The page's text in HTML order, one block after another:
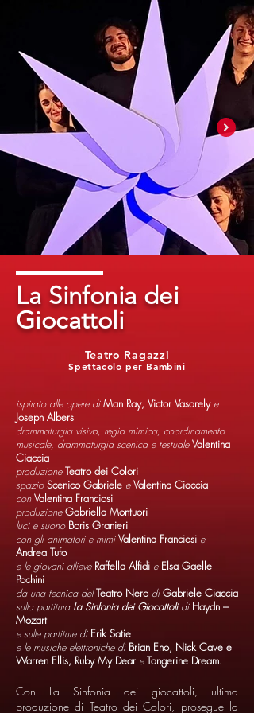
La Sinfonia dei
Giocattoli
Spettacolo per Bambini
Teatro Ragazzi
ispirato alle opere diMan Ray, Victor Vasarely e
Joseph Albers
drammaturgia visiva, regia mimica, coordinamento
musicale, drammaturgia scenica e testualeValentina
Ciaccia
produzioneTeatro dei Colori
spazioScenico Gabriele eValentina Ciaccia
conValentina Franciosi
produzioneGabriella Montuori
luci e suono Boris Granieri
con gli animatori e mimiValentina Franciosi e
Andrea Tufo
e le giovani allieve Raffella Alfidi eElsa Gaelle
Pochini
da una tecnica delTeatro Nero diGabriele Ciaccia
sulla partitura La Sinfonia dei Giocattolidi Haydn –
Mozart
e sulle partiture di Erik Satie
e le musiche elettroniche di Brian Eno, Nick Cave e
Warren Ellis, Ruby My Dear eTangerine Dream.
Con La Sinfonia dei giocattoli, ultima
produzione di Teatro dei Colori, prosegue la